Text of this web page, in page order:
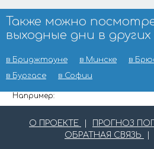
Также можно
выходные дни в других
в Бриджтауне в Минске в
в Бургасе
в Софии
Например:
О ПРОЕКТЕ ПРОГНОЗ
ОБРАТНАЯ СВЯЗЬ